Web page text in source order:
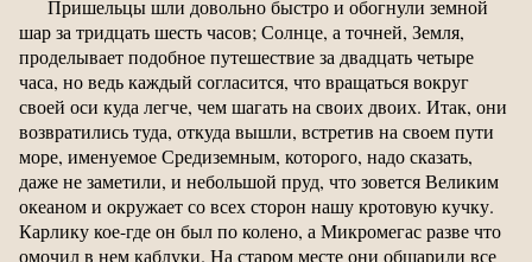
Пришельцы шли довольно быстро и обогнули земной
шар за тридцать шесть часов; Солнце, а точней, Земля,
проделывает подобное путешествие за двадцать четыре
часа, но ведь каждый согласится, что вращаться вокруг
своей оси куда легче, чем шагать на своих двоих. Итак, они
возвратились туда, откуда вышли, встретив на своем пути
море, именуемое Средиземным, которого, надо сказать,
даже не заметили, и небольшой пруд, что зовется Великим
океаном и окружает со всех сторон нашу кротовую кучку.
Карлику кое-где он был по колено, а Микромегас разве что
омочил в нем каблуки. На старом месте они обшарили все